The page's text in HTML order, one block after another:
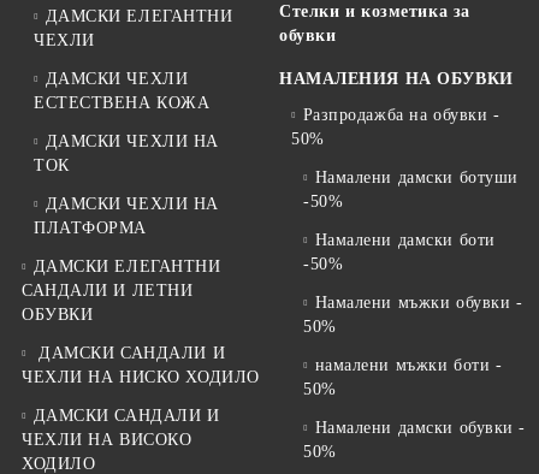
ДАМСКИ ЕЛЕГАНТНИ
ЧЕХЛИ
ДАМСКИ ЧЕХЛИ
ЕСТЕСТВЕНА КОЖА
ДАМСКИ ЧЕХЛИ НА
ТОК
ДАМСКИ ЧЕХЛИ НА
ПЛАТФОРМА
ДАМСКИ ЕЛЕГАНТНИ
САНДАЛИ И ЛЕТНИ
ОБУВКИ
ДАМСКИ САНДАЛИ И
ЧЕХЛИ НА НИСКО ХОДИЛО
ДАМСКИ САНДАЛИ И
ЧЕХЛИ НА ВИСОКО
ХОДИЛО
Стелки и козметика за
обувки
НАМАЛЕНИЯ НА ОБУВКИ
Разпродажба на обувки -
50%
Намалени дамски ботуши
-50%
Намалени дамски боти
-50%
Намалени мъжки обувки -
50%
намалени мъжки боти -
50%
Намалени дамски обувки -
50%